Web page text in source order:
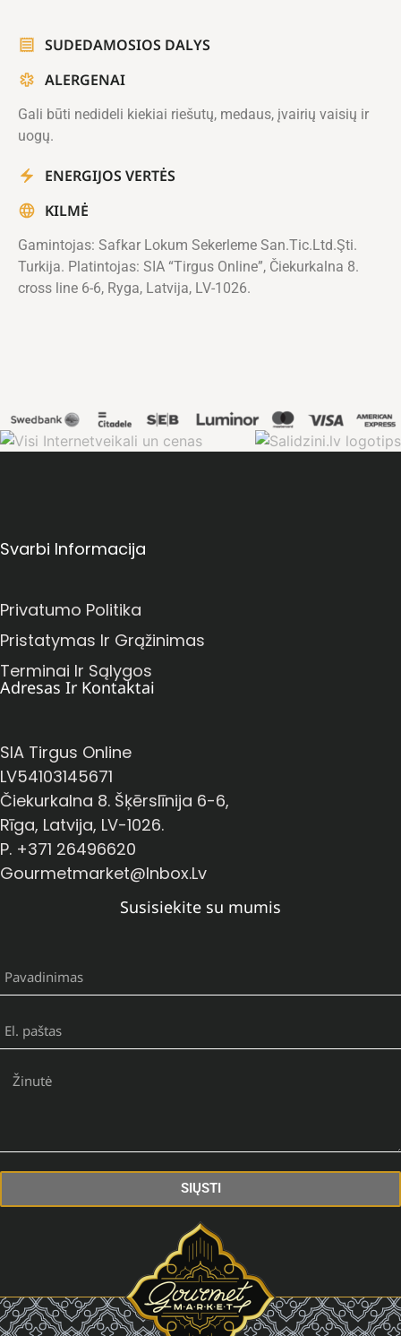
SUDEDAMOSIOS DALYS
ALERGENAI
Gali būti nedideli kiekiai riešutų, medaus, įvairių vaisių ir
uogų.
ENERGIJOS VERTĖS
KILMĖ
Gamintojas: Safkar Lokum Sekerleme San.Tic.Ltd.Şti.
Turkija. Platintojas: SIA “Tirgus Online”, Čiekurkalna 8.
cross line 6-6, Ryga, Latvija, LV-1026.
Svarbi Informacija
Privatumo Politika
Pristatymas Ir Grąžinimas
Terminai Ir Sąlygos
Adresas Ir Kontaktai
SIA Tirgus Online
LV54103145671
Čiekurkalna 8. Šķērslīnija 6-6,
Rīga, Latvija, LV-1026.
P. +371 26496620
Gourmetmarket@inbox.lv
Susisiekite su mumis
SIŲSTI